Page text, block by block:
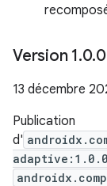
Version 1.0.
13 décembre
Publication
d'